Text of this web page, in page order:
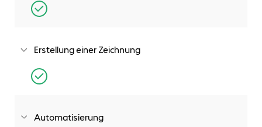
Einstieg in die Automatisierung von Teilen und Baugruppen
in SOLIDWORKS
Erstellung einer Zeichnung
Erstellung einer Zeichnung für jedes Teil und jede
Baugruppe
Automatisierung